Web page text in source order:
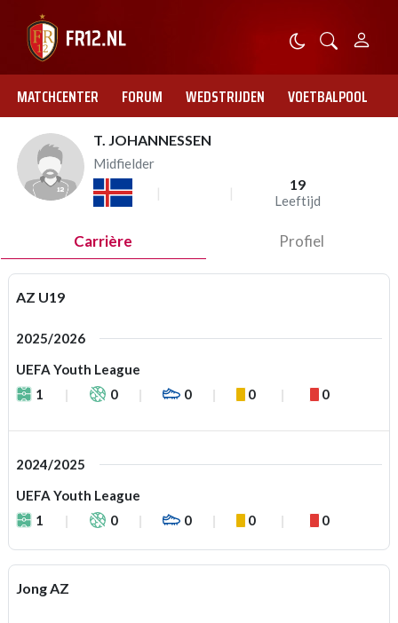
MATCHCENTER FORUM WEDSTRIJDEN VOETBALPOOL
T. JOHANNESSEN
Midfielder
19
Leeftijd
Carrière Profiel
AZ U19
2025/2026
UEFA Youth League
1
0 0 0 0
2024/2025
UEFA Youth League
1
0 0 0 0
Jong AZ